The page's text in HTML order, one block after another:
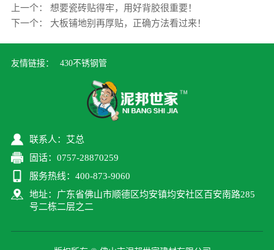
上一个： 想要瓷砖贴得牢，用好背胶很重要！
下一个： 大板铺地别再厚贴，正确方法看过来！
友情链接： 430不锈钢管
联系人：艾总
固话：0757-28870259
服务热线：400-873-9060
地址：广东省佛山市顺德区均安镇均安社区百安南路285
号二栋二层之二